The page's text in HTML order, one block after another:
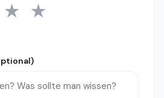
4 Sterne
★ 5 Sterne
★